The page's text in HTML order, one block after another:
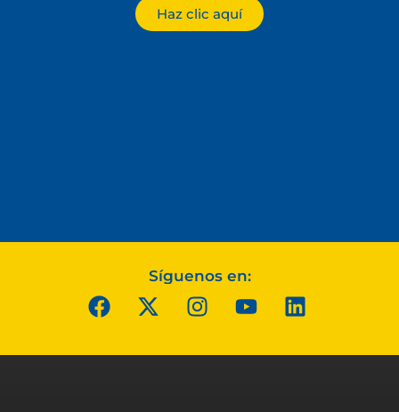
Haz clic aquí
Síguenos en: